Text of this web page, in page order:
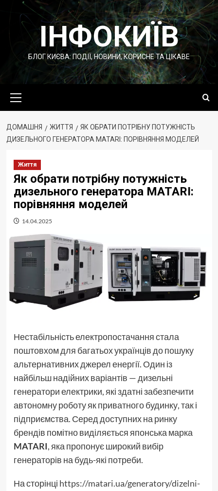
Перейти
ІНФОКИЇВ
БЛОГ КИЄВА: ПОДІЇ, НОВИНИ, КОРИСНЕ ТА ЦІКАВЕ
меню
ДОМАШНЯ ЖИТТЯ
ЯК ОБРАТИ ПОТРІБНУ ПОТУЖНІСТЬ
ДИЗЕЛЬНОГО ГЕНЕРАТОРА MATARI: ПОРІВНЯННЯ МОДЕЛЕЙ
Життя
Як обрати потрібну потужність
дизельного генератора MATARI:
порівняння моделей
14.04.2025
Нестабільність електропостачання стала
поштовхом для багатьох українців до пошуку
альтернативних джерел енергії. Один із
найбільш надійних варіантів — дизельні
генератори електрики, які здатні забезпечити
автономну роботу як приватного будинку, так і
підприємства. Серед доступних на ринку
брендів помітно виділяється японська марка
MATARI, яка пропонує широкий вибір
генераторів на будь-які потреби.
На сторінці https://matari.ua/generatory/dizelni-